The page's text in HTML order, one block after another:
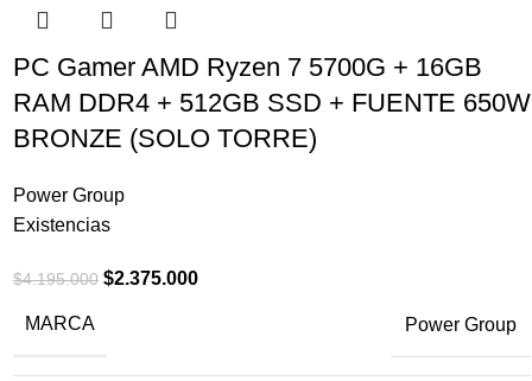
PC Gamer AMD Ryzen 7 5700G + 16GB
RAM DDR4 + 512GB SSD + FUENTE 650W
BRONZE (SOLO TORRE)
Power Group
Existencias
$4.195.000 $2.375.000
MARCA Power Group